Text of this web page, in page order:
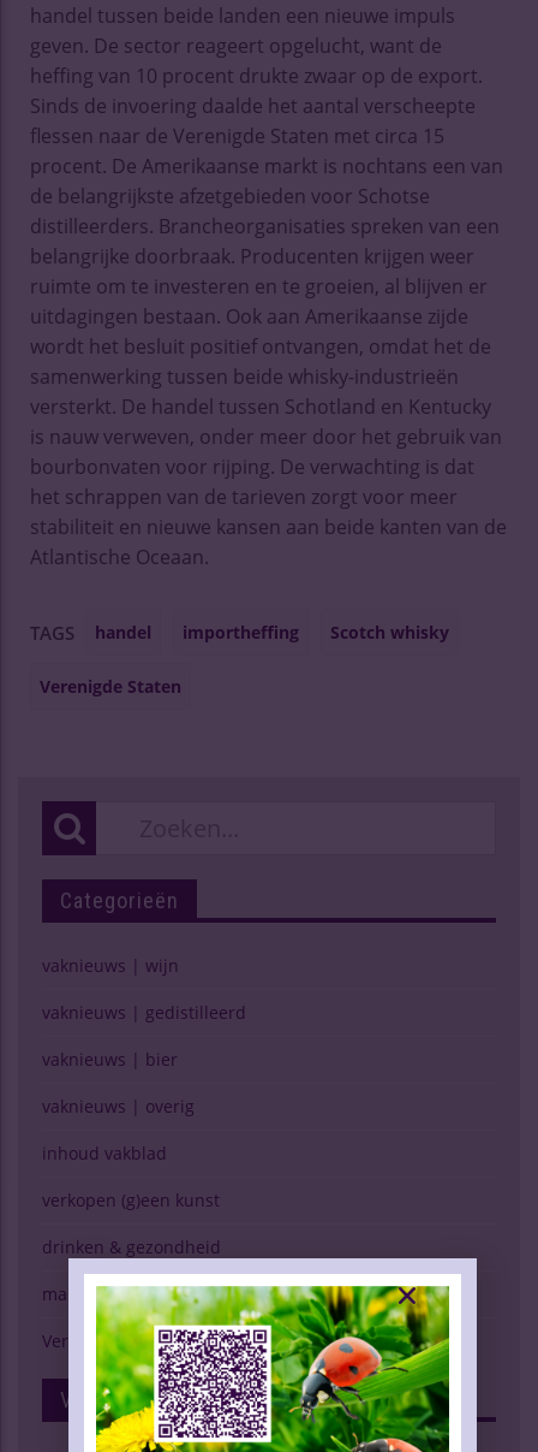
handel tussen beide landen een nieuwe impuls
geven. De sector reageert opgelucht, want de
heffing van 10 procent drukte zwaar op de export.
Sinds de invoering daalde het aantal verscheepte
flessen naar de Verenigde Staten met circa 15
procent. De Amerikaanse markt is nochtans een van
de belangrijkste afzetgebieden voor Schotse
distilleerders. Brancheorganisaties spreken van een
belangrijke doorbraak. Producenten krijgen weer
ruimte om te investeren en te groeien, al blijven er
uitdagingen bestaan. Ook aan Amerikaanse zijde
wordt het besluit positief ontvangen, omdat het de
samenwerking tussen beide whisky-industrieën
versterkt. De handel tussen Schotland en Kentucky
is nauw verweven, onder meer door het gebruik van
bourbonvaten voor rijping. De verwachting is dat
het schrappen van de tarieven zorgt voor meer
stabiliteit en nieuwe kansen aan beide kanten van de
Atlantische Oceaan.
TAGS handel importheffing Scotch whisky
Verenigde Staten
Categorieën
vaknieuws | wijn
vaknieuws | gedistilleerd
vaknieuws | bier
vaknieuws | overig
inhoud vakblad
verkopen (g)een kunst
drinken & gezondheid
marktspiegel
Verschijning Drinks Slijtersvakblad
Volg Ons Op Facebook